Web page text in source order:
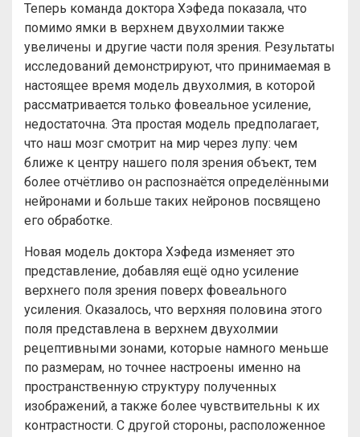
Теперь команда доктора Хэфеда показала, что
помимо ямки в верхнем двухолмии также
увеличены и другие части поля зрения. Результаты
исследований демонстрируют, что принимаемая в
настоящее время модель двухолмия, в которой
рассматривается только фовеальное усиление,
недостаточна. Эта простая модель предполагает,
что наш мозг смотрит на мир через лупу: чем
ближе к центру нашего поля зрения объект, тем
более отчётливо он распознаётся определёнными
нейронами и больше таких нейронов посвящено
его обработке.
Новая модель доктора Хэфеда изменяет это
представление, добавляя ещё одно усиление
верхнего поля зрения поверх фовеального
усиления. Оказалось, что верхняя половина этого
поля представлена в верхнем двухолмии
рецептивными зонами, которые намного меньше
по размерам, но точнее настроены именно на
пространственную структуру полученных
изображений, а также более чувствительны к их
контрастности. С другой стороны, расположенное